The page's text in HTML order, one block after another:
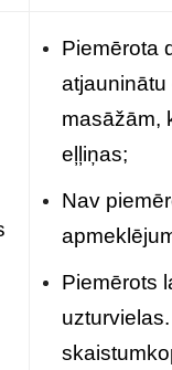
Piemērota
masāžām,
eļļiņas;
Nav
Piemērots